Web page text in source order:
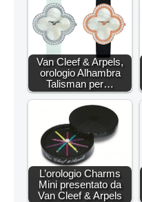
Van Cleef & Arpels,
orologio Alhambra
Talisman per…
L’orologio Charms
Mini presentato da
Van Cleef & Arpels